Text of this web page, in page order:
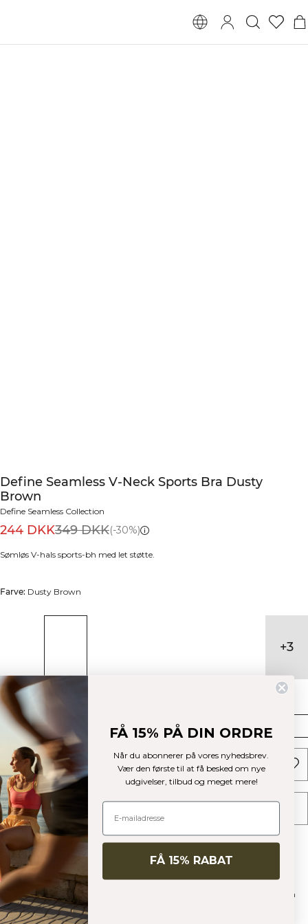
Define Seamless V-Neck Sports Bra Dusty
Brown
Define Seamless Collection
244 DKK349 DKK(-30%)
Sømløs V-hals sports-bh med let støtte.
Farve: Dusty Brown
+3
Størrelse
XS L
TILFØJ TIL KURV
TILFØJ TIL ØNSKESKYEN
Beskrivelse
4-vejs stretch
Sømløst materiale
SWEATTECH™ teknologi
Udtagelig vattering
Let støtte
92% genanvendt polyamid, 8% elastan
Define Seamless er en af vores mest populære kollektioner, og det kan man
godt forstå. Det sømløse materiale er blødt, elastisk og fleksibelt, hvilket
resulterer i et stykke tøj med stor bevægelighed og pasform. Denne V-hals
FÅ 15% PÅ DIN ORDRE
Når du abonnerer på vores nyhedsbrev.
Vær den første til at få besked om nye
udgivelser, tilbud og meget mere!
FÅ 15% RABAT